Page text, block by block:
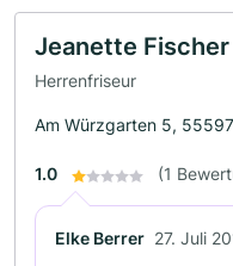
Jeanette Fischer
Herrenfriseur
Am Würzgarten 5,
1.0 (1
Elke Berrer 27. Juli